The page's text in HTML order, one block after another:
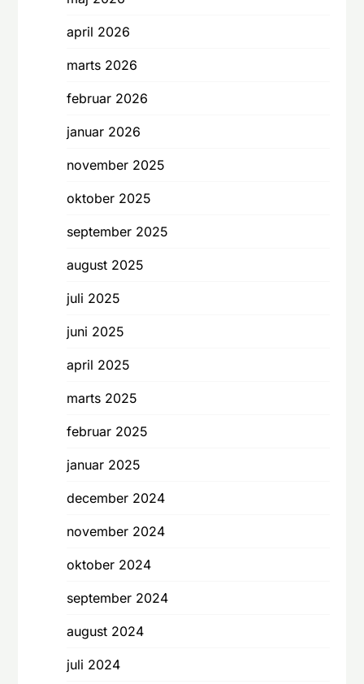
april 2026
marts 2026
februar 2026
januar 2026
november 2025
oktober 2025
september 2025
august 2025
juli 2025
juni 2025
april 2025
marts 2025
februar 2025
januar 2025
december 2024
november 2024
oktober 2024
september 2024
august 2024
juli 2024